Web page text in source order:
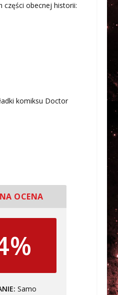
części obecnej historii:
komiksu Doctor
OCENA
Samo